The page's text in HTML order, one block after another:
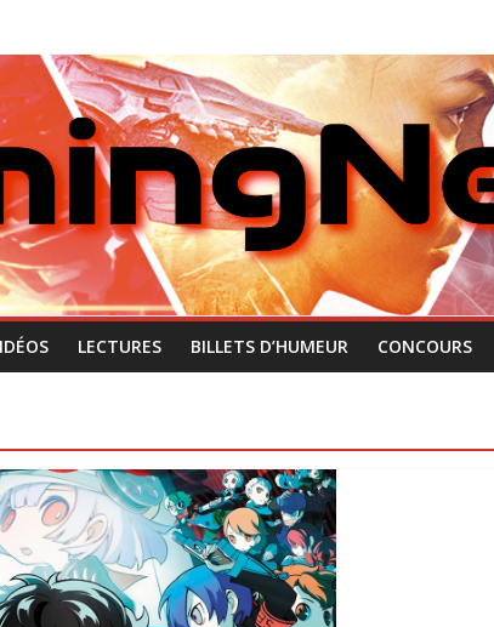
LECTURES BILLETS D’HUMEUR CONCOURS